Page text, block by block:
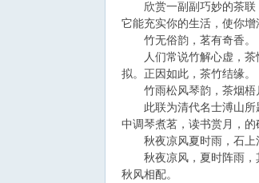
欣赏一副副巧妙的茶联，
它能充实你的生活，使你增
竹无俗韵，茗有奇香。
人们常说竹解心虚，茶性
拟。正因如此，茶竹结缘。
竹雨松风琴韵，茶烟梧
此联为清代名士溥山所题
中调琴煮茗，读书赏月，
秋夜凉风夏时雨，石上
秋夜凉风，夏时阵雨，其
秋风相配。